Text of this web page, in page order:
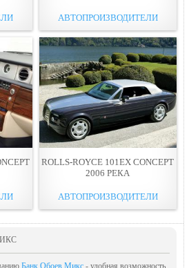
АВТОПРОИЗВОДИТЕЛИ
ROLLS-ROYCE 101EX CONCEPT
2006 РЕКА
АВТОПРОИЗВОДИТЕЛИ
Банк Обоев.Микс - удобная возможность